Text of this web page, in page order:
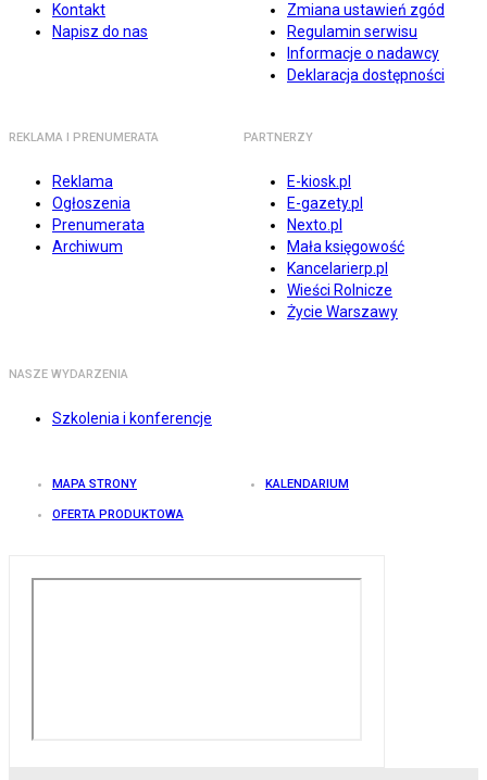
Kontakt
Napisz do nas
Zmiana ustawień zgód
Regulamin serwisu
Informacje o nadawcy
Deklaracja dostępności
REKLAMA I PRENUMERATA
Reklama
Ogłoszenia
Prenumerata
Archiwum
PARTNERZY
E-kiosk.pl
E-gazety.pl
Nexto.pl
Mała księgowość
Kancelarierp.pl
Wieści Rolnicze
Życie Warszawy
NASZE WYDARZENIA
Szkolenia i konferencje
MAPA STRONY KALENDARIUM
OFERTA PRODUKTOWA